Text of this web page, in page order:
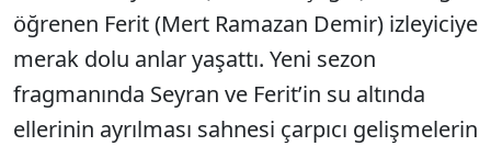
öğrenen Ferit (Mert Ramazan Demir) izleyiciye
merak dolu anlar yaşattı. Yeni sezon
fragmanında Seyran ve Ferit’in su altında
ellerinin ayrılması sah­nesi çarpıcı gelişmele­rin